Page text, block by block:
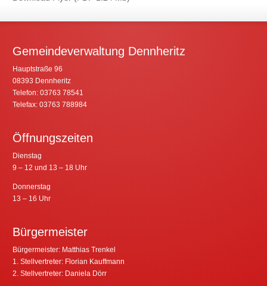
Externe Angebote:
Eislaufen im Eiskunstlauf-Stadion Crimmitschau über die
Wintermonate (VorschülerInnen)
Fußball – AG (VorschülerInnen)
Infoflyer:
Gemeindeverwaltung Dennheritz
Hauptstraße 96
08393 Dennheritz
Öffnungszeiten
Dienstag